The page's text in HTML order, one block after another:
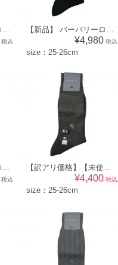
【新品】 バーバリーロンドン BURBERRY LONDON メンズ 靴下 ソックス （模様×ワンポイント柄）ネイビー系 [size:25-26cm] 56867
税込
【新品】 バーバリーロンドン BURBERRY LONDON メンズ 靴下 ソックス （模様×ワンポイント柄）ブラック系 [size:25-26cm] 56883
¥4,980 税込
size：25-26cm
【新品】 バーバリーロンドン BURBERRY LONDON メンズ 靴下 ソックス （ウィンドウペン×ワンポイント柄）ネイビー系 [size:25-26cm] 52577
税込
【訳アリ価格】【未使用品】 バーバリーロンドン BURBERRY LONDON メンズ 靴下 ソックス （模様×ワンポイント柄）ダークブラウン系 [size:25-26cm] 56879
¥4,400 税込
size：25-26cm